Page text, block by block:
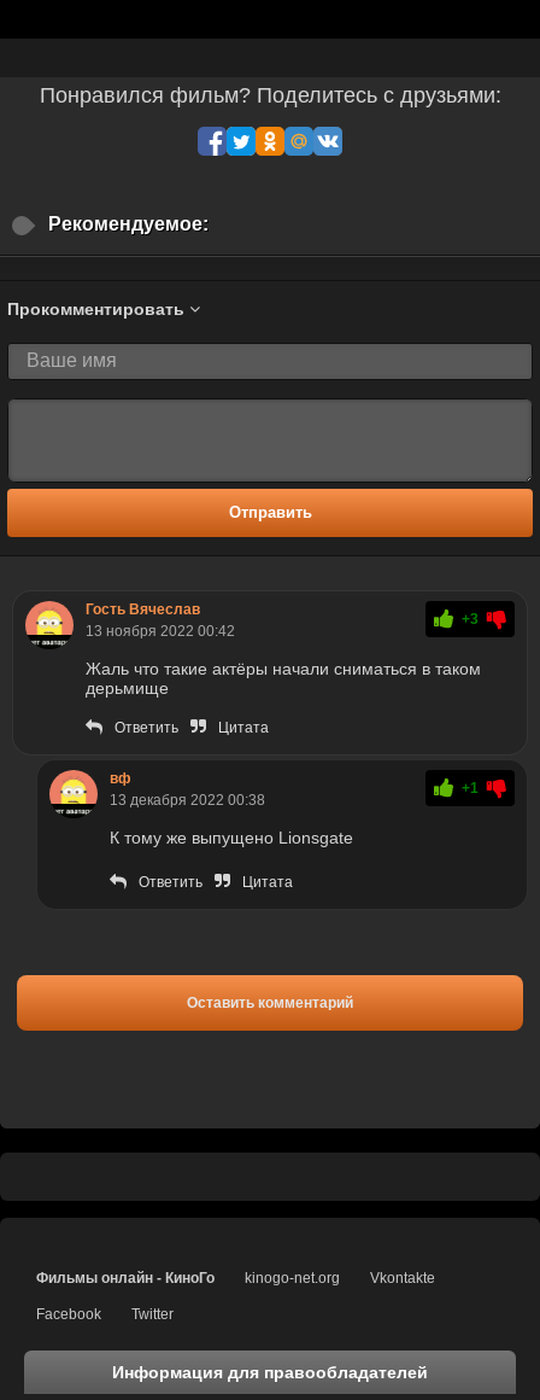
Понравился фильм? Поделитесь с друзьями:
Рекомендуемое:
Прокомментировать
Отправить
Гость Вячеслав
13 ноября 2022 00:42
+3
Жаль что такие актёры начали сниматься в таком
дерьмище
Ответить Цитата
вф
13 декабря 2022 00:38
+1
К тому же выпущено Lionsgate
Ответить Цитата
Оставить комментарий
Фильмы онлайн - КиноГо kinogo-net.org Vkontakte
Facebook Twitter
Информация для правообладателей